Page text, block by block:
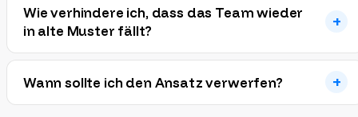
Wie verhindere ich, dass das Team wieder
in alte Muster fällt?
Wann sollte ich den Ansatz verwerfen?